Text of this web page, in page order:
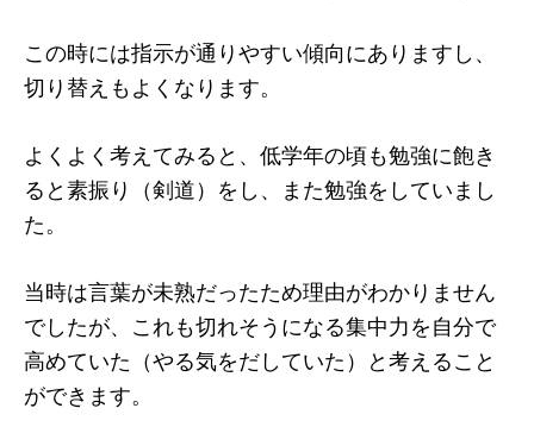
この時には指示が通りやすい傾向にありますし、
切り替えもよくなります。
よくよく考えてみると、低学年の頃も勉強に飽き
ると素振り（剣道）をし、また勉強をしていまし
た。
当時は言葉が未熟だったため理由がわかりません
でしたが、これも切れそうになる集中力を自分で
高めていた（やる気をだしていた）と考えること
ができます。